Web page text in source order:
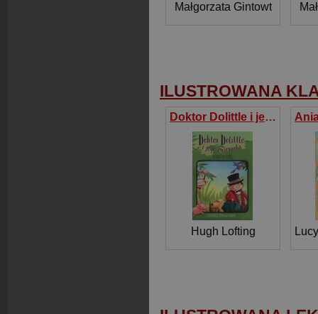
Małgorzata Gintowt
ILUSTROWANA
Doktor Dolittle i jego zwierzęta
Hugh Lofting